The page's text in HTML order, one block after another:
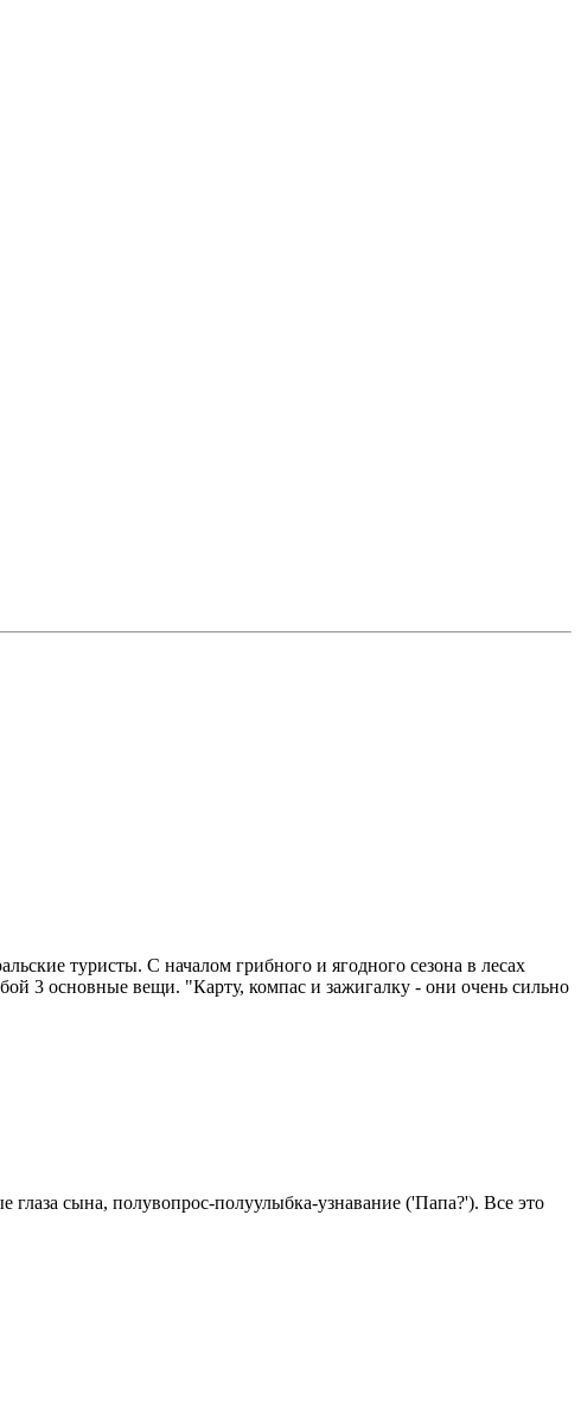
туристы. С началом грибного и ягодного сезона в лесах
3 основные вещи. "Карту, компас и зажигалку - они очень сильно
сына, полувопрос-полуулыбка-узнавание ('Папа?'). Все это